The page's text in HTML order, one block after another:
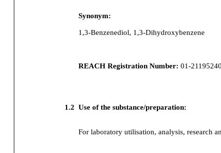
Synonym:
1,3-Benzenediol, 1,3-Dihydroxybenzene
REACH Registration Number: 01-
1.2 Use of the substance/preparation:
For laboratory utilisation, analysis, research